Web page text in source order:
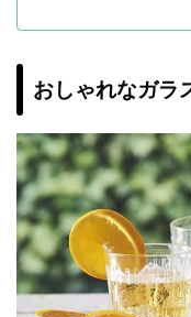
おしゃれなガラ